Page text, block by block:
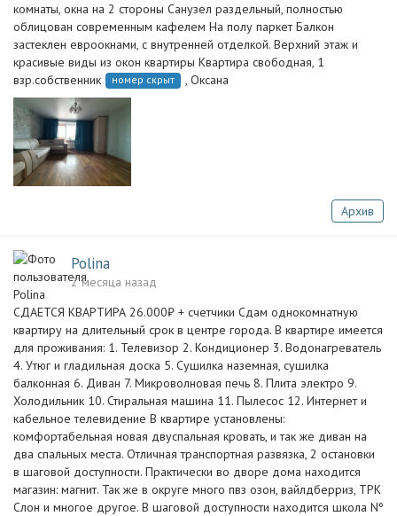
комнаты, окна на 2 стороны Санузел раздельный, полностью
облицован современным кафелем На полу паркет Балкон
застеклен евроокнами, с внутренней отделкой. Верхний этаж и
красивые виды из окон квартиры Квартира свободная, 1
взр.собственник
номер скрыт , Оксана
Архив
Polina
2 месяца назад
СДАЕТСЯ КВАРТИРА 26.000₽ + счетчики Сдам однокомнатную
квартиру на длительный срок в центре города. В квартире имеется
для проживания: 1. Телевизор 2. Кондиционер 3. Водонагреватель
4. Утюг и гладильная доска 5. Сушилка наземная, сушилка
балконная 6. Диван 7. Микроволновая печь 8. Плита электро 9.
Холодильник 10. Стиральная машина 11. Пылесос 12. Интернет и
кабельное телевидение В квартире установлены:
комфортабельная новая двуспальная кровать, и так же диван на
два спальных места. Отличная транспортная развязка, 2 остановки
в шаговой доступности. Практически во дворе дома находится
магазин: магнит. Так же в округе много пвз озон, вайлдберриз, ТРК
Слон и многое другое. В шаговой доступности находится школа Nº